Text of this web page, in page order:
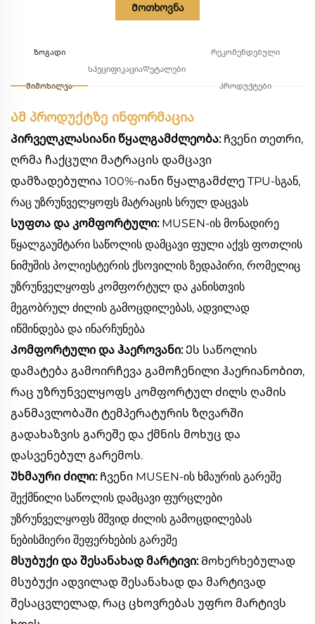
Მოთხოვნა
Ზოგადი
მიმოხილვა
ᲡპეციფიკაციაᲓეტალები
Რეკომენდებული
პროდუქტები
Ამ პროდუქტზე ინფორმაცია
Პირველკლასიანი წყალგამძლეობა: Ჩვენი თეთრი,
ღრმა ჩაქცული მატრაცის დამცავი
დამზადებულია 100%-იანი წყალგამძლე TPU-სგან,
რაც უზრუნველყოფს მატრაცის სრულ დაცვას
Სუფთა და კომფორტული: MUSEN-ის მონადირე
წყალგაუმტარი საწოლის დამცავი ფული აქვს ფოთლის
ნიმუშის პოლიესტერის ქსოვილის ზედაპირი, რომელიც
უზრუნველყოფს კომფორტულ და კანისთვის
მეგობრულ ძილის გამოცდილებას, ადვილად
იწმინდება და ინარჩუნება
Კომფორტული და ჰაეროვანი:Ეს საწოლის
დამატება გამოირჩევა გამოჩენილი ჰაერიანობით,
რაც უზრუნველყოფს კომფორტულ ძილს ღამის
განმავლობაში ტემპერატურის ზღვარში
გადახაზვის გარეშე და ქმნის მოხუც და
დასვენებულ გარემოს.
Უხმაური ძილი: Ჩვენი MUSEN-ის ხმაურის გარეშე
შექმნილი საწოლის დამცავი ფურცლები
უზრუნველყოფს მშვიდ ძილის გამოცდილებას
ნებისმიერი შეფერხების გარეშე
Მსუბუქი და შესანახად მარტივი: Მოხერხებულად
მსუბუქი ადვილად შესანახად და მარტივად
შესაცვლელად, რაც ცხოვრებას უფრო მარტივს